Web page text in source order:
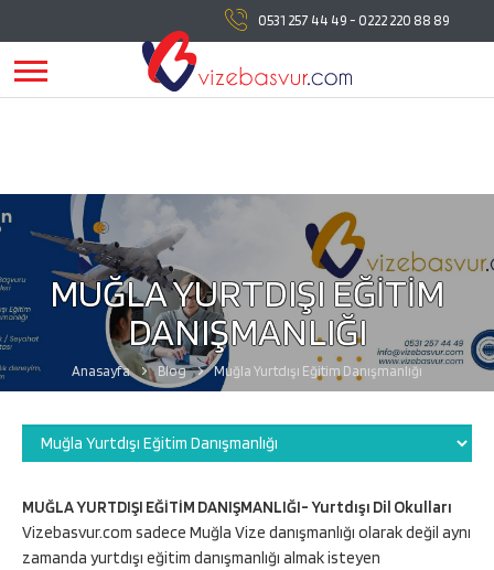
tüm vize başvuru işlemlerinde
yanınızda!vizebasvur.comgünümüzün sürekli değişen
koşullarına uygun olarak farklı alanlarda hizmet vermeye,
hizmetlerine yeni konular eklemeye devam ediyor.
0531 257 44 49 - 0222 220 88 89
MUĞLA YURTDIŞI EĞİTİM
DANIŞMANLIĞI
Anasayfa Blog Muğla Yurtdışı Eğitim Danışmanlığı
MUĞLA YURTDIŞI EĞİTİM DANIŞMANLIĞI- Yurtdışı Dil Okulları
Vizebasvur.com sadece Muğla Vize danışmanlığı olarak değil aynı
zamanda yurtdışı eğitim danışmanlığı almak isteyen